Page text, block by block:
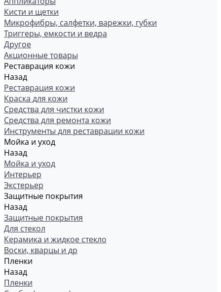
Кисти и щетки
Микрофибры, салфетки, варежки, губки
Триггеры, емкости и ведра
Другое
Акционные товары
Реставрация кожи
Назад
Реставрация кожи
Краска для кожи
Средства для чистки кожи
Средства для ремонта кожи
Инструменты для реставрации кожи
Мойка и уход
Назад
Мойка и уход
Интерьер
Экстерьер
Защитные покрытия
Назад
Защитные покрытия
Для стекол
Керамика и жидкое стекло
Воски, кварцы и др
Пленки
Назад
Пленки